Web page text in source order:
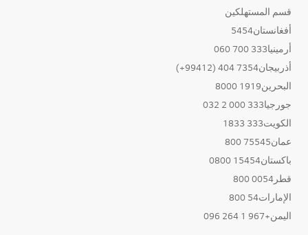
قسم المستهلكين
أفغانستان5454
أرمينيا333 700 060
أذربيجان7354 404 (99412+)
البحرين1919 8000
جورجيا333 000 2 032
الكويت333 1833
عمان75545 800
باكستان15454 0800
قطر0054 800
الإمارات54 800
اليمن+967 1 264 096